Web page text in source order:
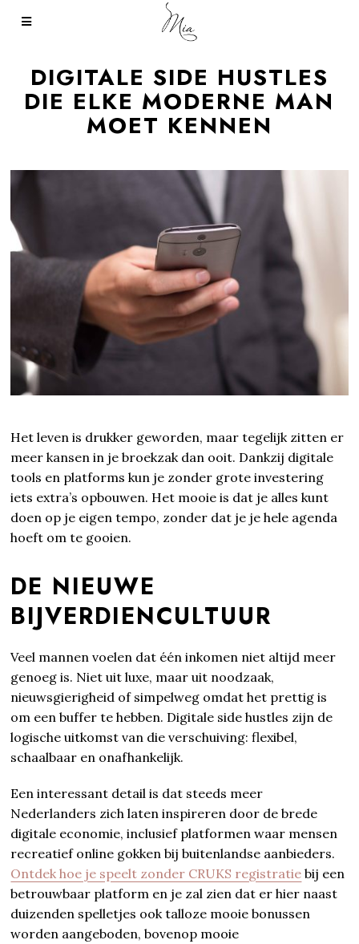
DIGITALE SIDE HUSTLES
DIE ELKE MODERNE MAN
MOET KENNEN
Het leven is drukker geworden, maar tegelijk zitten er
meer kansen in je broekzak dan ooit. Dankzij digitale
tools en platforms kun je zonder grote investering
iets extra’s opbouwen. Het mooie is dat je alles kunt
doen op je eigen tempo, zonder dat je je hele agenda
hoeft om te gooien.
DE NIEUWE
BIJVERDIENCULTUUR
Veel mannen voelen dat één inkomen niet altijd meer
genoeg is. Niet uit luxe, maar uit noodzaak,
nieuwsgierigheid of simpelweg omdat het prettig is
om een buffer te hebben. Digitale side hustles zijn de
logische uitkomst van die verschuiving: flexibel,
schaalbaar en onafhankelijk.
Een interessant detail is dat steeds meer
Nederlanders zich laten inspireren door de brede
digitale economie, inclusief platformen waar mensen
recreatief online gokken bij buitenlandse aanbieders.
Ontdek hoe je speelt zonder CRUKS registratie bij een
betrouwbaar platform en je zal zien dat er hier naast
duizenden spelletjes ook talloze mooie bonussen
worden aangeboden, bovenop mooie